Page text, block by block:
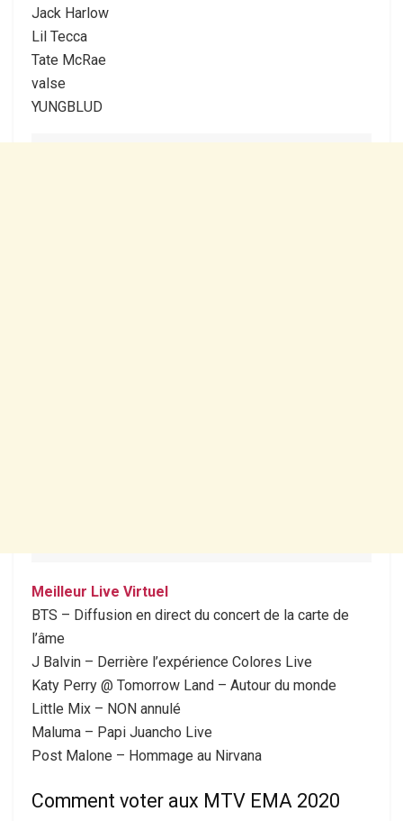
Jack Harlow
Lil Tecca
Tate McRae
valse
YUNGBLUD
Meilleur Live Virtuel
BTS – Diffusion en direct du concert de la carte de
l’âme
J Balvin – Derrière l’expérience Colores Live
Katy Perry @ Tomorrow Land – Autour du monde
Little Mix – NON annulé
Maluma – Papi Juancho Live
Post Malone – Hommage au Nirvana
Comment voter aux MTV EMA 2020